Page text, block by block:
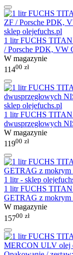
1 litr FUCHS TITAN
/ Porsche PDK, VW
W magazynie
11400 zł
1 litr FUCHS
dwusprzęgłowych
W magazynie
11900 zł
1 litr FUCHS TITAN
GETRAG z mokrym
W magazynie
15700 zł